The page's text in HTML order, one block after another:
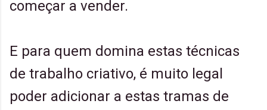
começar a vender.
E para quem domina estas técnicas
de trabalho criativo, é muito legal
poder adicionar a estas tramas de